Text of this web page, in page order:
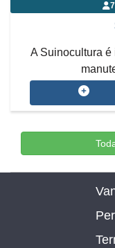
A Suinocultura é